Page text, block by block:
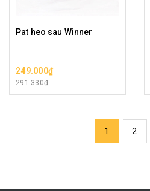
Pat heo sau Winner
249.000₫
291.330₫
1 2